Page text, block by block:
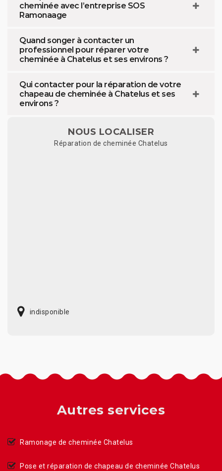
cheminée avec l’entreprise SOS
Ramonaage
Quand songer à contacter un
professionnel pour réparer votre
cheminée à Chatelus et ses environs ?
Qui contacter pour la réparation de votre
chapeau de cheminée à Chatelus et ses
environs ?
NOUS LOCALISER
Réparation de cheminée Chatelus
indisponible
Autres services
Ramonage de cheminée Chatelus
Pose et réparation de chapeau de cheminée Chatelus